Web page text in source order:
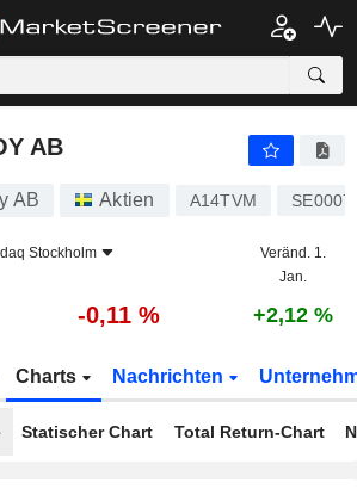
-0,11 %
AB
AB Aktien A14TVM
Stockholm
Veränd. 1.
Jan.
-0,11 % +2,12 %
Charts Nachrichten
Statischer Chart Total Return-Chart